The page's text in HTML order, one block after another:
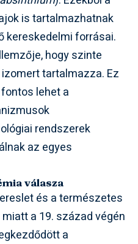
is tartalmazhatnak
kereskedelmi forrásai.
hogy szinte
izomert tartalmazza. Ez
lehet a
rendszerek
az egyes
válasza
és a természetes
a 19. század végén
a